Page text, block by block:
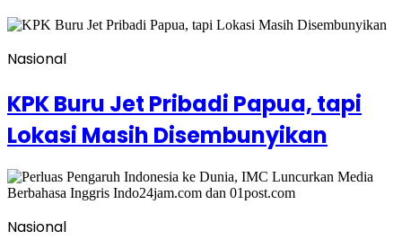
Nasional
KPK Buru Jet Pribadi Papua, tapi
Lokasi Masih Disembunyikan
Nasional